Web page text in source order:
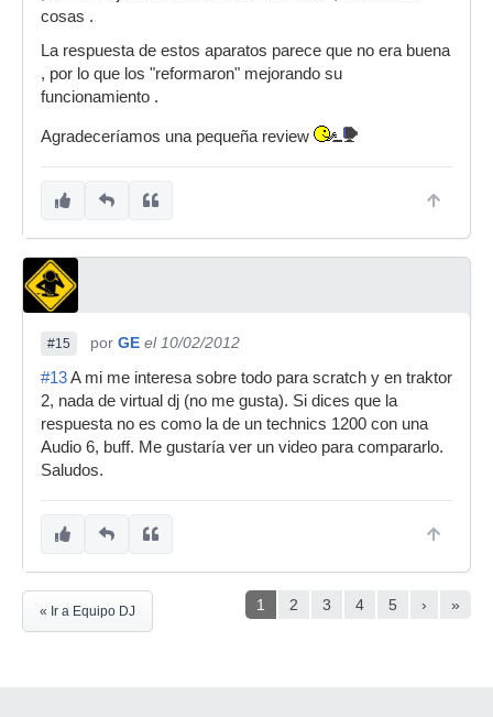
cosas .
La respuesta de estos aparatos parece que no era buena
, por lo que los "reformaron" mejorando su
funcionamiento .
Agradeceríamos una pequeña review
#15 por GE el 10/02/2012
#13A mi me interesa sobre todo para scratch y en traktor
2, nada de virtual dj (no me gusta). Si dices que la
respuesta no es como la de un technics 1200 con una
Audio 6, buff. Me gustaría ver un video para compararlo.
Saludos.
1 2 3 4 5 › »
« Ir a Equipo DJ